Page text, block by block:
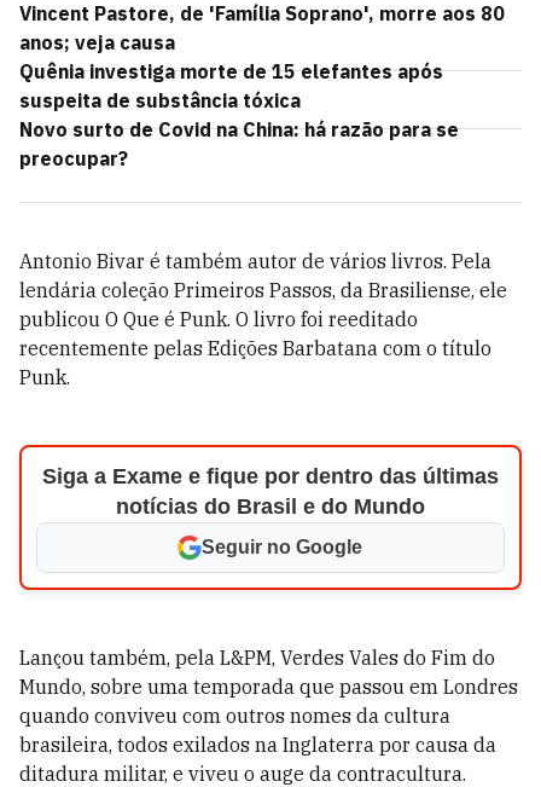
Vincent Pastore, de 'Família Soprano', morre aos 80
anos; veja causa
Quênia investiga morte de 15 elefantes após
suspeita de substância tóxica
Novo surto de Covid na China: há razão para se
preocupar?
Antonio Bivar é também autor de vários livros. Pela
lendária coleção Primeiros Passos, da Brasiliense, ele
publicou O Que é Punk. O livro foi reeditado
recentemente pelas Edições Barbatana com o título
Punk.
Siga a Exame e fique por dentro das últimas
notícias do Brasil e do Mundo
Seguir no Google
Lançou também, pela L&PM, Verdes Vales do Fim do
Mundo, sobre uma temporada que passou em Londres
quando conviveu com outros nomes da cultura
brasileira, todos exilados na Inglaterra por causa da
ditadura militar, e viveu o auge da contracultura.